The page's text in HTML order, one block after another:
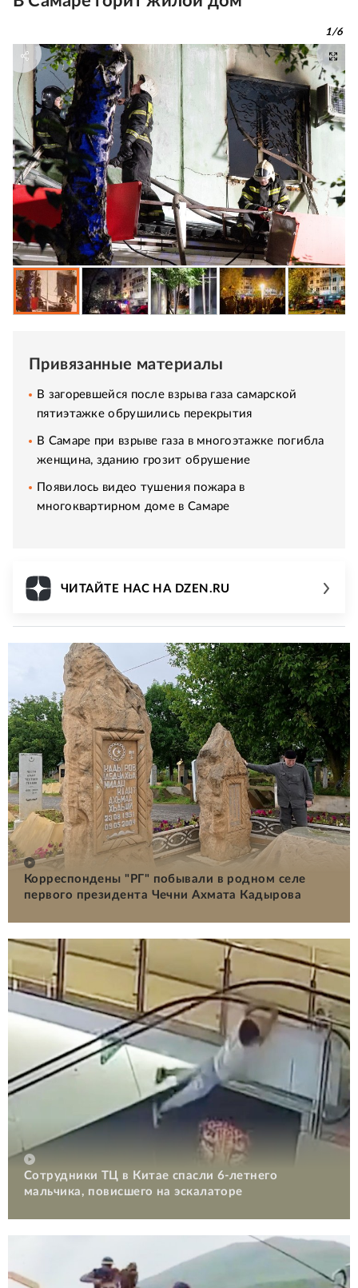
1/6
Привязанные материалы
В загоревшейся после взрыва газа самарской
пятиэтажке обрушились перекрытия
В Самаре при взрыве газа в многоэтажке погибла
женщина, зданию грозит обрушение
Появилось видео тушения пожара в
многоквартирном доме в Самаре
ЧИТАЙТЕ НАС НА DZEN.RU
Корреспондены "РГ" побывали в родном селе
первого президента Чечни Ахмата Кадырова
Сотрудники ТЦ в Китае спасли 6-летнего
мальчика, повисшего на эскалаторе